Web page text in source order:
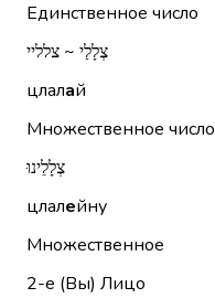
Единственное число
צְלָלַי ~ צלליי
цлалай
Множественное число
צְלָלֵינוּ
цлалейну
Множественное
2-е (Вы) Лицо